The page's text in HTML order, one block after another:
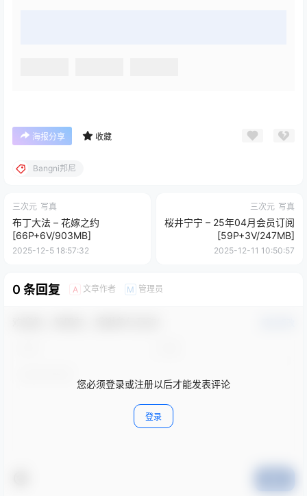
海报分享 收藏
Bangni邦尼
三次元 写真
布丁大法 – 花嫁之约
[66P+6V/903MB]
2025-12-5 18:57:32
三次元 写真
桜井宁宁 – 25年04月会员订阅
[59P+3V/247MB]
2025-12-11 10:50:57
0 条回复 A 文章作者 M 管理员
您必须登录或注册以后才能发表评论
登录